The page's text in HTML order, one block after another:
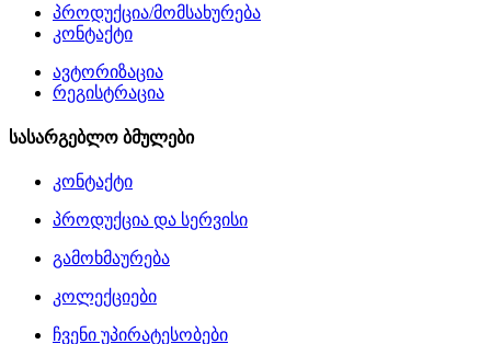
პროდუქცია/მომსახურება
კონტაქტი
ავტორიზაცია
რეგისტრაცია
სასარგებლო ბმულები
კონტაქტი
პროდუქცია და სერვისი
გამოხმაურება
კოლექციები
ჩვენი უპირატესობები